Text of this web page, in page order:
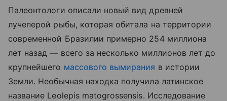
Палеонтологи описали новый вид древней
лучеперой рыбы, которая обитала на территории
современной Бразилии примерно 254 миллиона
лет назад — всего за несколько миллионов лет до
крупнейшего массового вымирания в истории
Земли. Необычная находка получила латинское
название Leolepis matogrossensis. Исследование